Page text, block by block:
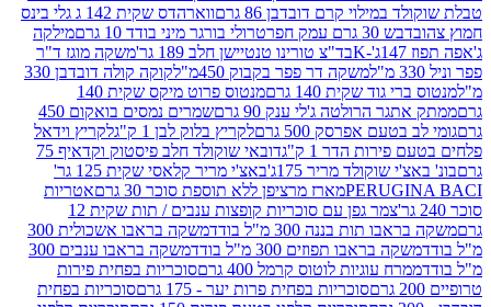
קרם דובדבן 86 גרם
ווארהדס שקית 142 ג גלי בינס
דבש 30 גרם עמק חפר
טרולי בורגר מיני בודד 10 גרם
מילקה
בד"צ טורינו טנטיישן חלב 189 גר'
משקה מוגז ד"ר
משקה דר פפר בקבוק 450מ"ל
קוקה קולה דובדבן 330
גוד שקית 140 גרם
מנטוס פרוט מיקס שקית 140
הרולטה ג'לי ענק 90 גרם
שמרים נמסים בואקום 450
אפרסק 500 גרם
לקריץ בלוק לבן 1 ק"ג
לקריץ וידאל
הדר 1 ק"ג
דובאי שוקולד חלב פיסטוק וקדאיף 75
שוקולד מריר 175ג'
באצ'י מריר קלאסי שקית 125 גר'
מארז מרציפן ללא תוספת סוכר 30 גרם
אטריות
צמר גפן עם סוכריות קופצות ענבים / תות שקית 12
תות בננה 300 מ"ל בודד
משקה בראבו אשכולית 300
בראבו תפוזים 300 מ"ל בודד
משקה בראבו ענבים 300
עוגיות לוטוס קרמל 400 גרם
סוכריות בפחית פירות
סוכריות בפחית פרות יער - 175 גרם
סוכריות בפחית